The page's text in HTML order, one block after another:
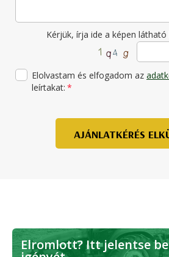
Kérjük, írja ide a képen
Elolvastam és elfogadom az
leírtakat: *
AJÁNLATKÉRÉS
Elromlott? Itt jelentse